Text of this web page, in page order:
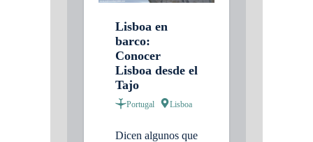
Lisboa en
barco:
Conocer
Lisboa desde el
Tajo
Portugal Lisboa
Dicen algunos que